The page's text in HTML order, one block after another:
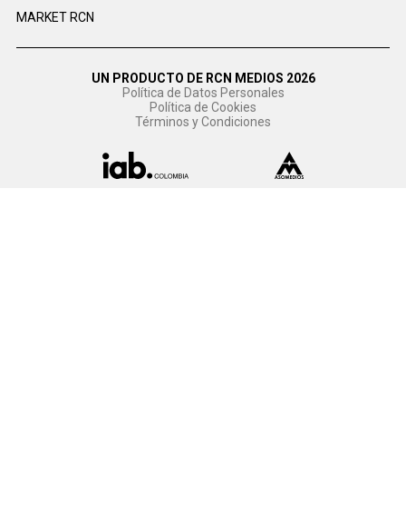
MARKET RCN
UN PRODUCTO DE RCN MEDIOS 2026
Política de Datos Personales
Política de Cookies
Términos y Condiciones